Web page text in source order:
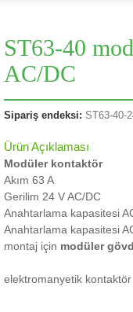
ST63-40
AC/DC
Sipariş endeksi: ST63-40-
Ürün Açıklaması
Modüler kontaktör
Akım 63 A
Gerilim 24 V AC/DC
Anahtarlama kapasitesi
Anahtarlama kapasitesi
montaj için modüler
elektromanyetik kontaktör .